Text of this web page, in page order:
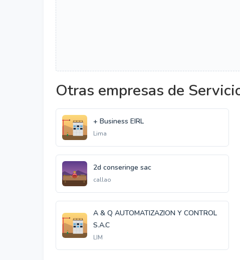
Otras empresas de
+ Business EIRL
Lima
2d conseringe sac
callao
A & Q AUTOMATIZAZION Y CONTROL
S.A.C
LIM